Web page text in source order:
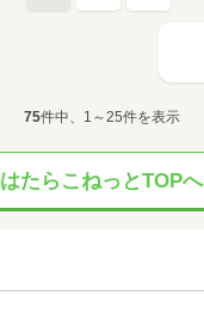
75件中、1～25件を表示
はたらこねっとTOPへ